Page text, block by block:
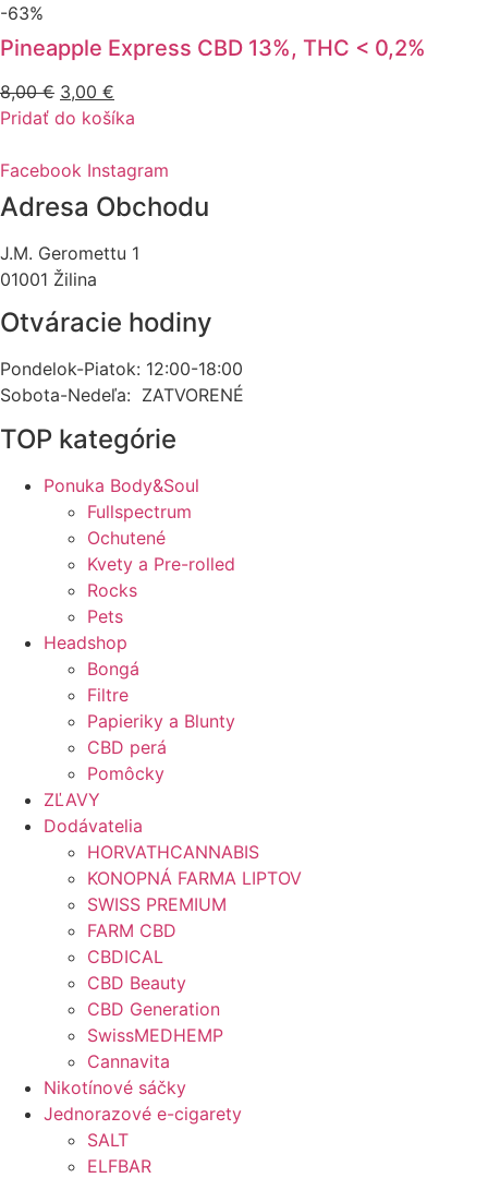
-63%
Pineapple Express CBD 13%, THC < 0,2%
8,00€ Pôvodná
cena
8,00 €.
3,00 €
cena
3,00 €.
Pridať do košíka
Facebook Instagram
Adresa Obchodu
J.M. Geromettu 1
01001 Žilina
Otváracie hodiny
Pondelok-Piatok: 12:00-18:00
Sobota-Nedeľa: ZATVORENÉ
TOP kategórie
Ponuka Body&Soul
Fullspectrum
Ochutené
Kvety a Pre-rolled
Rocks
Pets
Headshop
Bongá
Filtre
Papieriky a Blunty
CBD perá
Pomôcky
ZĽAVY
Dodávatelia
HORVATHCANNABIS
KONOPNÁ FARMA LIPTOV
SWISS PREMIUM
FARM CBD
CBDICAL
CBD Beauty
CBD Generation
SwissMEDHEMP
Cannavita
Nikotínové sáčky
Jednorazové e-cigarety
SALT
ELFBAR